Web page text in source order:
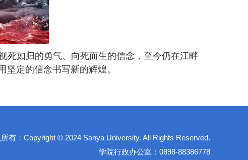
死如归的勇气、向死而生的信念，至今仍在江畔
定的信念书写新的辉煌。
有：Copyright © 2024 Sanya University. All Rights Reserved.
学院行政办公室：0898-88386778